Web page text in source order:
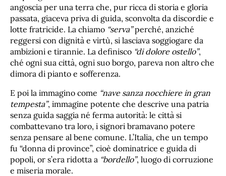
angoscia per una terra che, pur ricca di storia e gloria
passata, giaceva priva di guida, sconvolta da discordie e
lotte fratricide. La chiamo “serva”perché, anziché
reggersi con dignità e virtù, si lasciava soggiogare da
ambizioni e tirannie. La definisco “di dolore ostello”,
ché ogni sua città, ogni suo borgo, pareva non altro che
dimora di pianto e sofferenza.
E poi la immagino come “nave sanza nocchiere in gran
tempesta”, immagine potente che descrive una patria
senza guida saggia né ferma autorità: le città si
combattevano tra loro, i signori bramavano potere
senza pensare al bene comune. L’Italia, che un tempo
fu “donna di province”, cioè dominatrice e guida di
popoli, or s’era ridotta a “bordello”, luogo di corruzione
e miseria morale.